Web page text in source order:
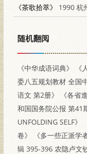
《茶歌拾萃》
1990 杭州
随机翻阅
《中华成语词典》 《
委八五规划教材 全国
语文 第2册》
《各省
和国国务院公报 第41
UNFOLDING SELF》
卷》
《多一些正派学
辑 395-396 农隐卢文